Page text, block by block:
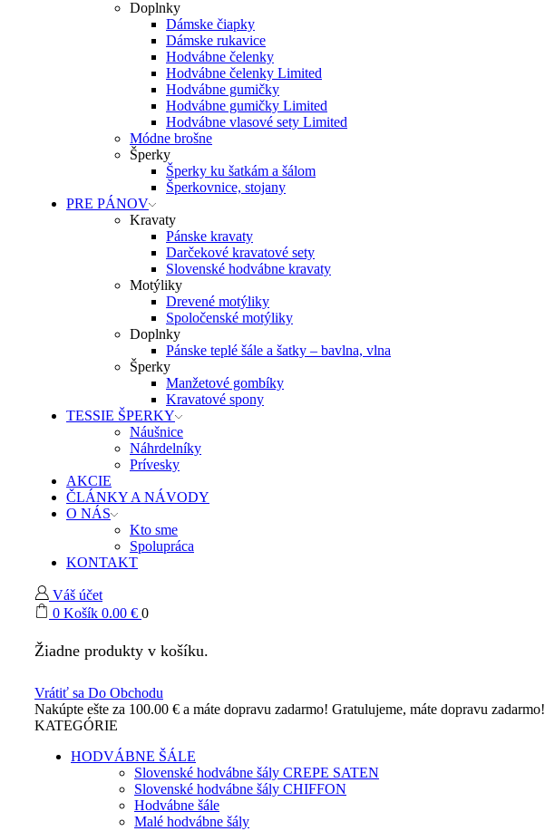
Doplnky
Dámske čiapky
Dámske rukavice
Hodvábne čelenky
Hodvábne čelenky Limited
Hodvábne gumičky
Hodvábne gumičky Limited
Hodvábne vlasové sety Limited
Módne brošne
Šperky
Šperky ku šatkám a šálom
Šperkovnice, stojany
PRE PÁNOV
Kravaty
Pánske kravaty
Darčekové kravatové sety
Slovenské hodvábne kravaty
Motýliky
Drevené motýliky
Spoločenské motýliky
Doplnky
Pánske teplé šále a šatky – bavlna, vlna
Šperky
Manžetové gombíky
Kravatové spony
TESSIE ŠPERKY
Náušnice
Náhrdelníky
Prívesky
AKCIE
ČLÁNKY A NÁVODY
O NÁS
Kto sme
Spolupráca
KONTAKT
Váš účet
0 Košík 0.00 € 0
Žiadne produkty v košíku.
Vrátiť sa Do Obchodu
Nakúpte ešte za 100.00 € a máte dopravu zadarmo! Gratulujeme, máte dopravu zadarmo!
KATEGÓRIE
HODVÁBNE ŠÁLE
Slovenské hodvábne šály CREPE SATEN
Slovenské hodvábne šály CHIFFON
Hodvábne šále
Malé hodvábne šály